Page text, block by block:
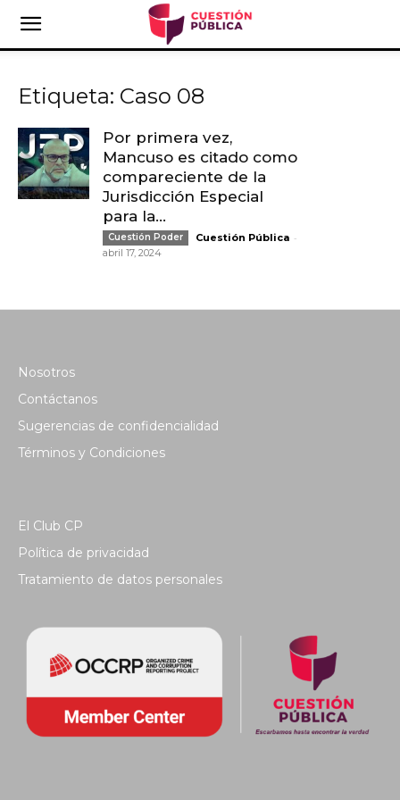
Etiqueta: Caso 08
Por primera vez,
Mancuso es citado como
compareciente de la
Jurisdicción Especial
para la...
Cuestión Poder Cuestión Pública -
abril 17, 2024
Nosotros
Contáctanos
Sugerencias de confidencialidad
Términos y Condiciones
El Club CP
Política de privacidad
Tratamiento de datos personales